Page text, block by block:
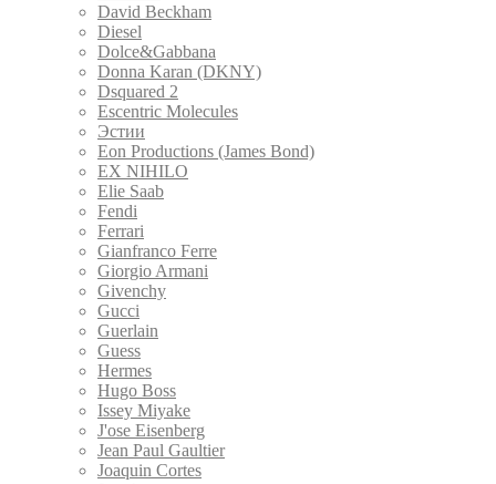
David Beckham
Diesel
Dolce&Gabbana
Donna Karan (DKNY)
Dsquared 2
Escentric Molecules
Эстии
Eon Productions (James Bond)
EX NIHILO
Elie Saab
Fendi
Ferrari
Gianfranco Ferre
Giorgio Armani
Givenchy
Gucci
Guerlain
Guess
Hermes
Hugo Boss
Issey Miyake
J'ose Eisenberg
Jean Paul Gaultier
Joaquin Cortes